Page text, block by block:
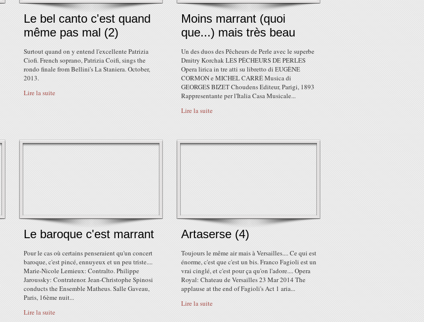
Le bel canto c'est quand
même pas mal (2)
Surtout quand on y entend l'excellente Patrizia
Ciofi. French soprano, Patrizia Coifi, sings the
rondo finale from Bellini's La Staniera. October,
2013.
Lire la suite
Moins marrant (quoi
que...) mais très beau
Un des duos des Pêcheurs de Perle avec le superbe
Dmitry Korchak LES PÊCHEURS DE PERLES
Opera lirica in tre atti su libretto di EUGÈNE
CORMON e MICHEL CARRÉ Musica di
GEORGES BIZET Choudens Editeur, Parigi, 1893
Rappresentante per l'Italia Casa Musicale...
Lire la suite
Le baroque c'est marrant
Pour le cas où certains penseraient qu'un concert
baroque, c'est pincé, ennuyeux et un peu triste....
Marie-Nicole Lemieux: Contralto. Philippe
Jaroussky: Contratenor. Jean-Christophe Spinosi
conducts the Ensemble Matheus. Salle Gaveau,
Paris, 16ème nuit...
Lire la suite
Artaserse (4)
Toujours le même air mais à Versailles.... Ce qui est
énorme, c'est que c'est un bis. Franco Fagioli est un
vrai cinglé, et c'est pour ça qu'on l'adore.... Opera
Royal: Chateau de Versailles 23 Mar 2014 The
applause at the end of Fagioli's Act 1 aria...
Lire la suite